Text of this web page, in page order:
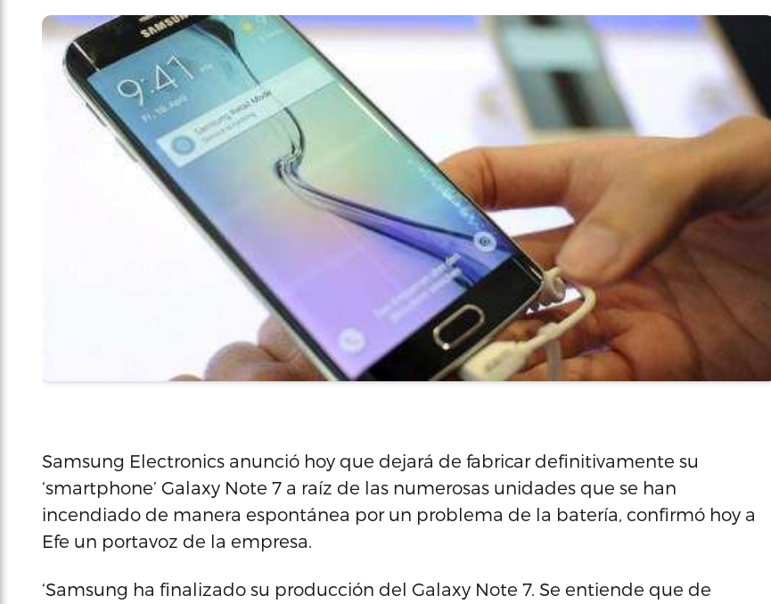
Samsung Electronics anunció hoy que dejará de fabricar definitivamente su
‘smartphone’ Galaxy Note 7 a raíz de las numerosas unidades que se han
incendiado de manera espontánea por un problema de la batería, confirmó hoy a
Efe un portavoz de la empresa.
‘Samsung ha finalizado su producción del Galaxy Note 7. Se entiende que de